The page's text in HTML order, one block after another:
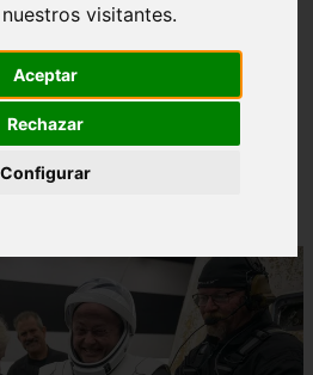
visitantes.
Aceptar
Rechazar
Configurar
desde la cúspide de la
colapso social